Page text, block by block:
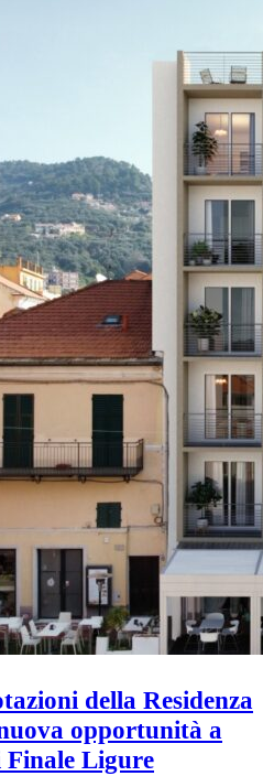
della Residenza
opportunità a
Finale Ligure